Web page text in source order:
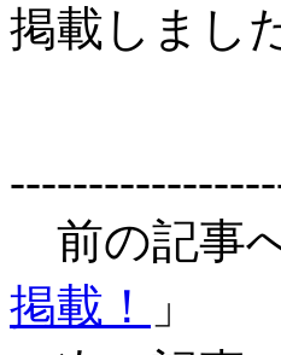
掲載しまし
前の記事
掲載！
」